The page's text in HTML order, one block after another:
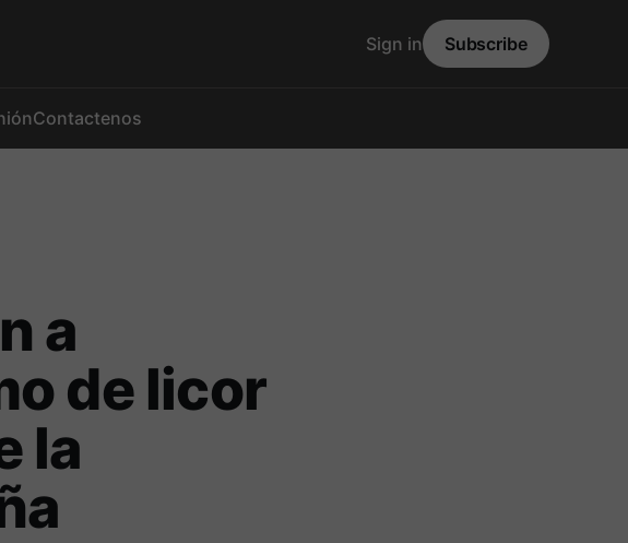
Contactenos
Sign in Subscribe
a
de licor
la